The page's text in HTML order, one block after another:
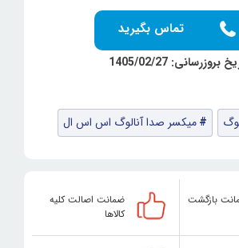
تماس بگیرید
بروزرسانی: 1405/02/27
میکسر صدا آنالوگ اس اس ال
بازگشت
ضمانت اصالت کلیه
کالاها